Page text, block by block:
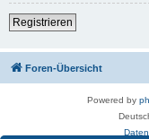
Registrieren
Foren-Übersicht
Powered by